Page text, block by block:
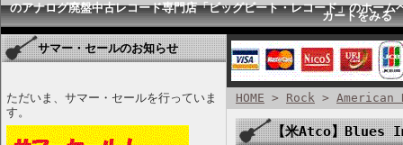
のアナログ廃盤中古レコード専門店「ビッグビート・レコード」のホーム
カートをみる
サマー・セールのお知らせ
ただいま、サマー・セールを行っていま
す。
HOME > Rock > American
【米Atco】Blues